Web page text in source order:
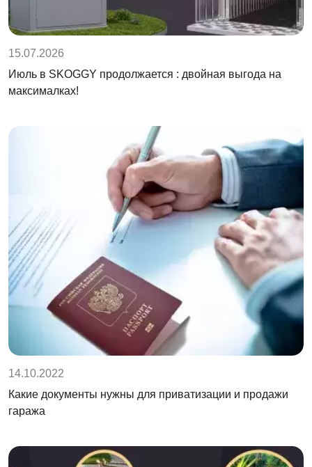
15.07.2026
Июль в SKOGGY продолжается : двойная выгода на
максималках!
14.10.2022
Какие документы нужны для приватизации и продажи
гаража